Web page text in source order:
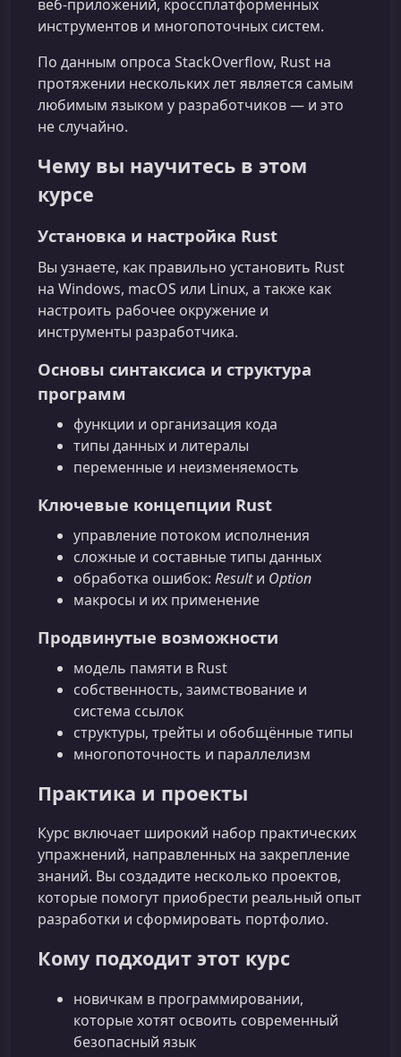
веб‑приложений, кроссплатформенных
инструментов и многопоточных систем.
По данным опроса StackOverflow, Rust на
протяжении нескольких лет является самым
любимым языком у разработчиков — и это
не случайно.
Чему вы научитесь в этом
курсе
Установка и настройка Rust
Вы узнаете, как правильно установить Rust
на Windows, macOS или Linux, а также как
настроить рабочее окружение и
инструменты разработчика.
Основы синтаксиса и структура
программ
функции и организация кода
типы данных и литералы
переменные и неизменяемость
Ключевые концепции Rust
управление потоком исполнения
сложные и составные типы данных
обработка ошибок: Resultи Option
макросы и их применение
Продвинутые возможности
модель памяти в Rust
собственность, заимствование и
система ссылок
структуры, трейты и обобщённые типы
многопоточность и параллелизм
Практика и проекты
Курс включает широкий набор практических
упражнений, направленных на закрепление
знаний. Вы создадите несколько проектов,
которые помогут приобрести реальный опыт
разработки и сформировать портфолио.
Кому подходит этот курс
новичкам в программировании,
которые хотят освоить современный
безопасный язык